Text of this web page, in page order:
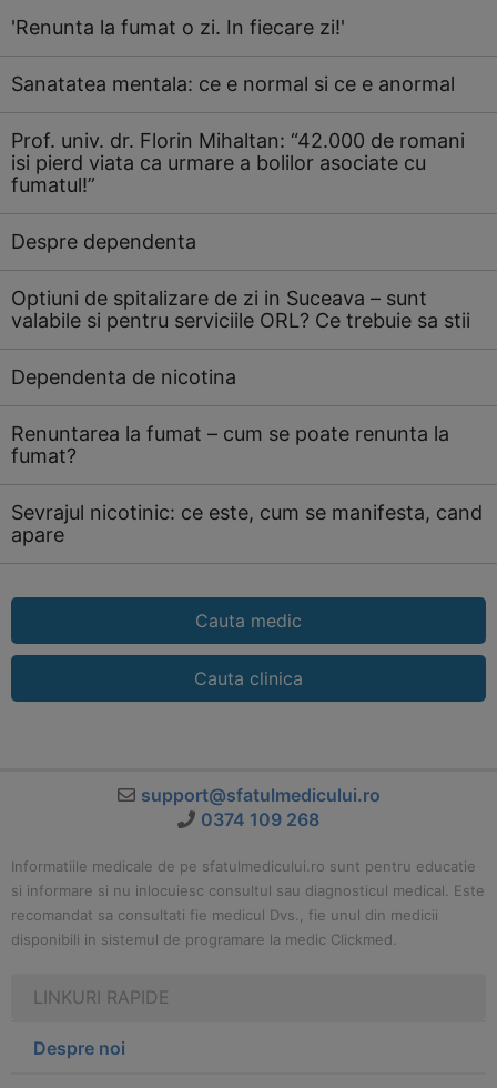
'Renunta la fumat o zi. In fiecare zi!'
Sanatatea mentala: ce e normal si ce e anormal
Prof. univ. dr. Florin Mihaltan: “42.000 de romani
isi pierd viata ca urmare a bolilor asociate cu
fumatul!”
Despre dependenta
Optiuni de spitalizare de zi in Suceava – sunt
valabile si pentru serviciile ORL? Ce trebuie sa stii
Dependenta de nicotina
Renuntarea la fumat – cum se poate renunta la
fumat?
Sevrajul nicotinic: ce este, cum se manifesta, cand
apare
Cauta medic
Cauta clinica
support@sfatulmedicului.ro
0374 109 268
Informatiile medicale de pe sfatulmedicului.ro sunt pentru educatie
si informare si nu inlocuiesc consultul sau diagnosticul medical. Este
recomandat sa consultati fie medicul Dvs., fie unul din medicii
disponibili in sistemul de programare la medic Clickmed.
LINKURI RAPIDE
Despre noi